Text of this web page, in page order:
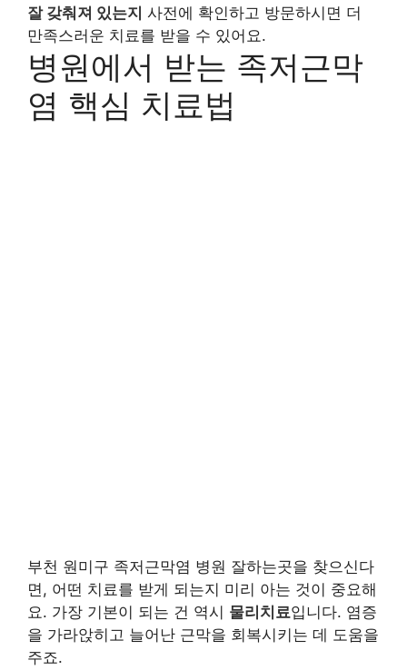
잘 갖춰져 있는지 사전에 확인하고 방문하시면 더
만족스러운 치료를 받을 수 있어요.
병원에서 받는 족저근막
염 핵심 치료법
부천 원미구 족저근막염 병원 잘하는곳을 찾으신다
면, 어떤 치료를 받게 되는지 미리 아는 것이 중요해
요. 가장 기본이 되는 건 역시 물리치료입니다. 염증
을 가라앉히고 늘어난 근막을 회복시키는 데 도움을
주죠.